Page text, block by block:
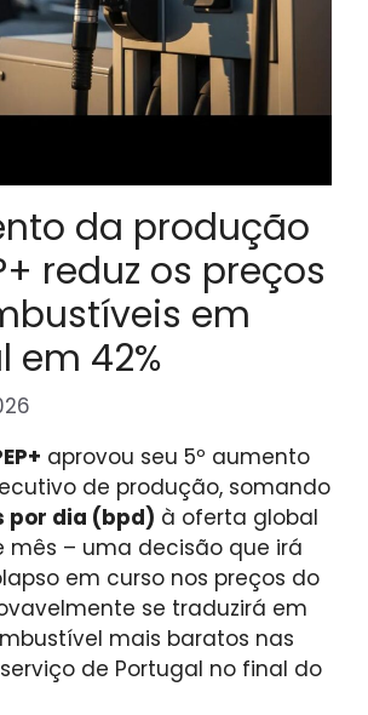
da produção
reduz os preços
em
em 42%
aprovou seu 5º aumento
de produção, somando
por dia (bpd) à oferta global
mês – uma decisão que irá
em curso nos preços do
se traduzirá em
mais baratos nas
de Portugal no final do